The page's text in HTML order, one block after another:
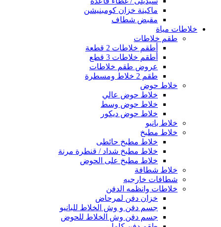
ماكينة خزان كومبنيشن
مقبض شطاف
خلاطات مياة
طقم خلاطات
أطقم خلاطات 2 قطعة
أطقم خلاطات 3 قطع
عروض طقم خلاطات
طقم 2 خلاط ومسطرة
خلاط حوض
خلاط حوض عالي
خلاط حوض وسط
خلاط حوض ديكور
خلاط بانيو
خلاط مطبخ
خلاط مطبخ حائطى
خلاط مطبخ شداد / قنطرة مرنة
خلاط مطبخ على الحوض
خلاط شطافة
شطافات خارجيه
خلاطات وانظمه الدفن
خزان دفن لمرحاض
جسم دفن و وش الخلاط للبانيو
جسم دفن وش الخلاط للحوض